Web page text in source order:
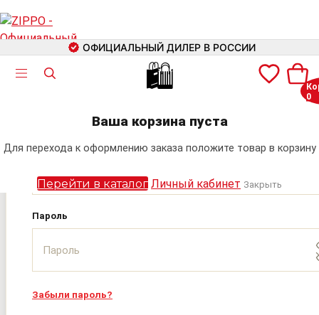
0
ОФИЦИАЛЬНЫЙ ДИЛЕР В РОССИИ
🛍
Ваша корзина пуста
Для перехода к оформлению заказа положите товар в корзину
Перейти в каталог Личный кабинет Закрыть
Пароль
Забыли пароль?